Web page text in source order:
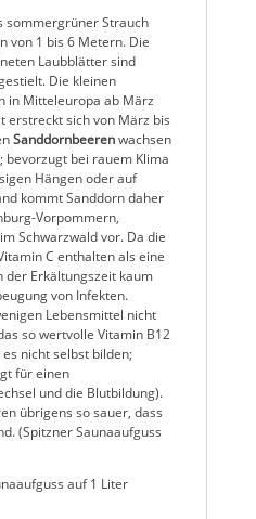
sommergrüner Strauch
von 1 bis 6 Metern. Die
Laubblätter sind
Die kleinen
in Mitteleuropa ab März
erstreckt sich von März bis
Sanddornbeerenwachsen
bevorzugt bei rauem Klima
Hängen oder auf
kommt Sanddorn daher
Vorpommern,
Schwarzwald vor. Da die
C enthalten als eine
der Erkältungszeit kaum
von Infekten.
Lebensmittel nicht
so wertvolle Vitamin B12
nicht selbst bilden;
für einen
und die Blutbildung).
übrigens so sauer, dass
(Spitzner Saunaaufguss
auf 1 Liter